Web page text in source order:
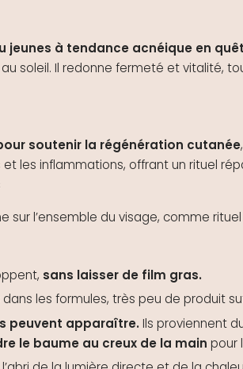
jeunes à tendance acnéique en
soleil. Il redonne fermeté et vitalité,
soutenir la régénération cutanée
les inflammations, offrant un rituel
sur l’ensemble du visage, comme
sans laisser de film gras.
les formules, très peu de produit
peuvent apparaître.Ils proviennent
le baume au creux de la main pour